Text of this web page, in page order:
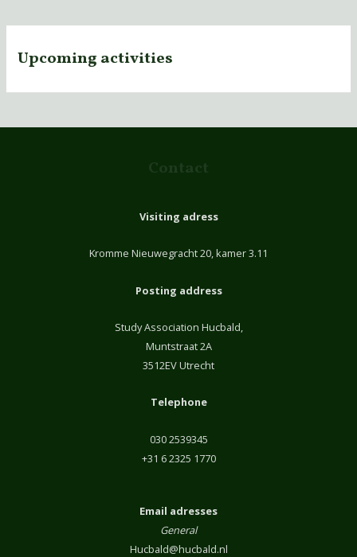
Upcoming activities
Contact
Visiting adress
Kromme Nieuwegracht 20, kamer 3.11
Posting address
Study Association Hucbald,
Muntstraat 2A
3512EV Utrecht
Telephone
030 2539345
+31 6 2325 1770
Email adresses
General
Hucbald@hucbald.nl